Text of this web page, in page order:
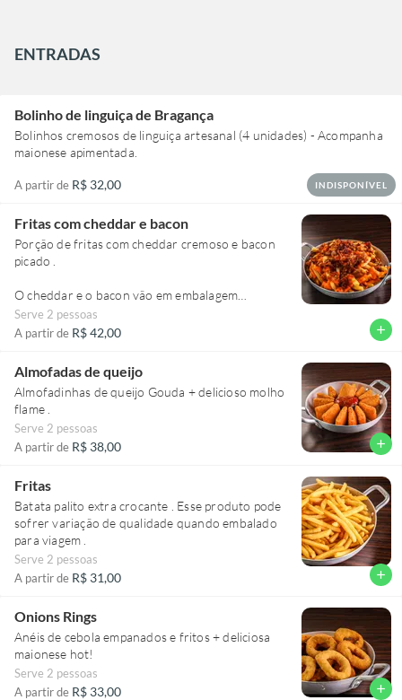
ENTRADAS
Bolinho de linguiça de Bragança
Bolinhos cremosos de linguiça artesanal (4 unidades) - Acompanha
maionese apimentada.
A partir de R$ 32,00 INDISPONÍVEL
Fritas com cheddar e bacon
Porção de fritas com cheddar cremoso e bacon
picado .
O cheddar e o bacon vão em embalagem
separadas para manter a qualidade da batata .
Cheddar sai quente da loja, porém se necessário
Serve 2 pessoas
A partir de R$ 42,00 add
Almofadas de queijo
Almofadinhas de queijo Gouda + delicioso molho
flame .
Serve 2 pessoas
A partir de R$ 38,00 add
Fritas
Batata palito extra crocante . Esse produto pode
sofrer variação de qualidade quando embalado
para viagem .
Serve 2 pessoas
A partir de R$ 31,00 add
Onions Rings
Anéis de cebola empanados e fritos + deliciosa
maionese hot!
Serve 2 pessoas
A partir de R$ 33,00 add